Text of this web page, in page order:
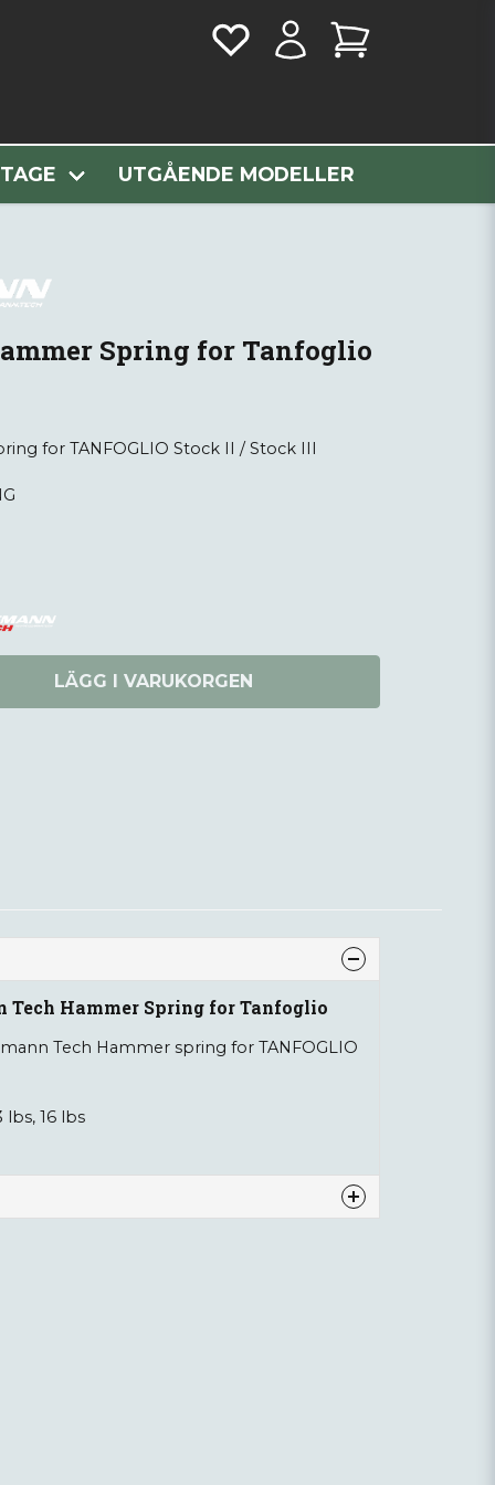
UTGÅENDE MODELLER
Spring for Tanfoglio
Spring for Tanfoglio
for TANFOGLIO Stock II / Stock III
LÄGG I VARUKORGEN
Tech Hammer Spring for Tanfoglio
Tech Hammer spring for TANFOGLIO
lbs, 16 lbs
produkten...